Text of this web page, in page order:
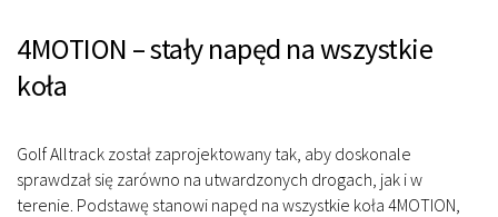
4MOTION – stały napęd na wszystkie
koła
Golf Alltrack został zaprojektowany tak, aby doskonale
sprawdzał się zarówno na utwardzonych drogach, jak i w
terenie. Podstawę stanowi napęd na wszystkie koła 4MOTION,